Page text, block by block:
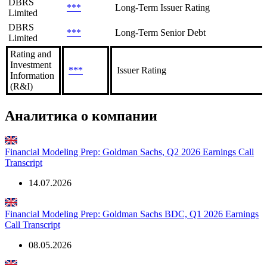
DBRS
Limited
***
Long-Term Issuer Rating
DBRS
Limited
*** Long-Term Senior Debt
Rating and
Investment
Information
(R&I)
*** Issuer Rating
Аналитика о компании
Financial Modeling Prep: Goldman Sachs, Q2 2026 Earnings Call
Transcript
14.07.2026
Financial Modeling Prep: Goldman Sachs BDC, Q1 2026 Earnings
Call Transcript
08.05.2026